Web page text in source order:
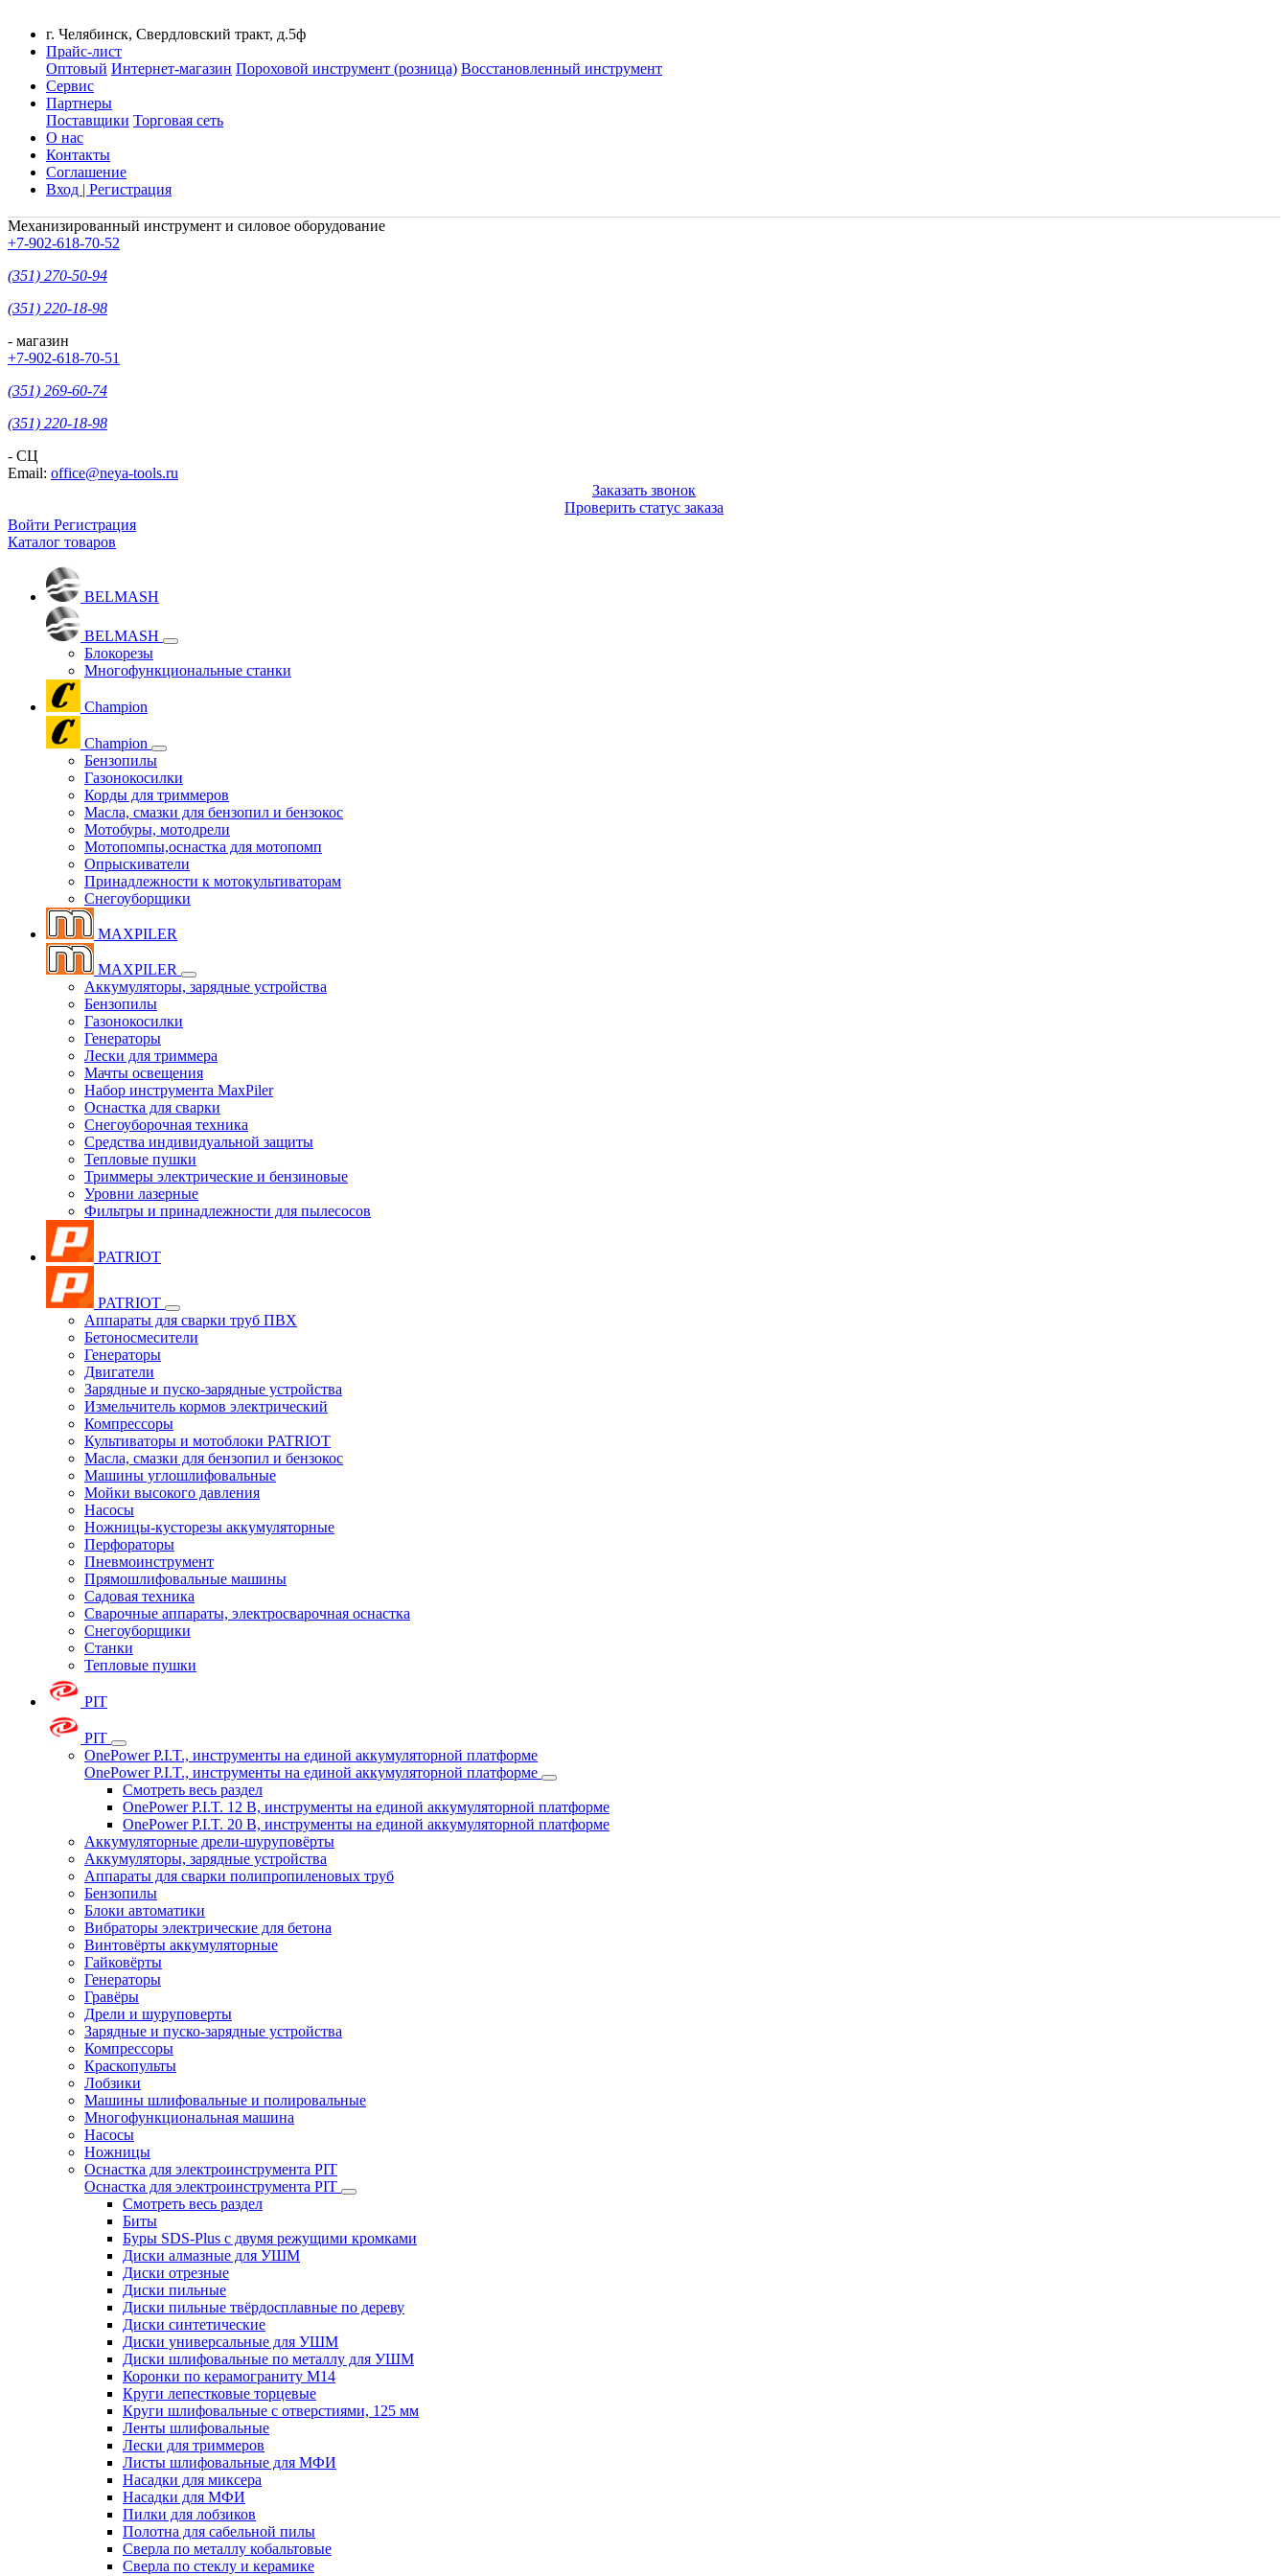
г. Челябинск, Свердловский тракт, д.5ф
Прайс-лист
Оптовый Интернет-магазин Пороховой инструмент (розница) Восстановленный инструмент
Сервис
Партнеры
Поставщики Торговая сеть
О нас
Контакты
Соглашение
Вход | Регистрация
Механизированный инструмент и силовое оборудование
+7-902-618-70-52
(351) 270-50-94
(351) 220-18-98
- магазин
+7-902-618-70-51
(351) 269-60-74
(351) 220-18-98
- СЦ
Email: office@neya-tools.ru
Заказать звонок
Проверить статус заказа
Войти Регистрация
Каталог товаров
BELMASH
BELMASH
Блокорезы
Многофункциональные станки
Champion
Champion
Бензопилы
Газонокосилки
Корды для триммеров
Масла, смазки для бензопил и бензокос
Мотобуры, мотодрели
Мотопомпы,оснастка для мотопомп
Опрыскиватели
Принадлежности к мотокультиваторам
Снегоуборщики
MAXPILER
MAXPILER
Аккумуляторы, зарядные устройства
Бензопилы
Газонокосилки
Генераторы
Лески для триммера
Мачты освещения
Набор инструмента MaxPiler
Оснастка для сварки
Снегоуборочная техника
Средства индивидуальной защиты
Тепловые пушки
Триммеры электрические и бензиновые
Уровни лазерные
Фильтры и принадлежности для пылесосов
PATRIOT
PATRIOT
Аппараты для сварки труб ПВХ
Бетоносмесители
Генераторы
Двигатели
Зарядные и пуско-зарядные устройства
Измельчитель кормов электрический
Компрессоры
Культиваторы и мотоблоки PATRIOT
Масла, смазки для бензопил и бензокос
Машины углошлифовальные
Мойки высокого давления
Насосы
Ножницы-кусторезы аккумуляторные
Перфораторы
Пневмоинструмент
Прямошлифовальные машины
Садовая техника
Сварочные аппараты, электросварочная оснастка
Снегоуборщики
Станки
Тепловые пушки
PIT
PIT
OnePower P.I.T., инструменты на единой аккумуляторной платформе
OnePower P.I.T., инструменты на единой аккумуляторной платформе
Смотреть весь раздел
OnePower P.I.T. 12 В, инструменты на единой аккумуляторной платформе
OnePower P.I.T. 20 В, инструменты на единой аккумуляторной платформе
Аккумуляторные дрели-шуруповёрты
Аккумуляторы, зарядные устройства
Аппараты для сварки полипропиленовых труб
Бензопилы
Блоки автоматики
Вибраторы электрические для бетона
Винтовёрты аккумуляторные
Гайковёрты
Генераторы
Гравёры
Дрели и шуруповерты
Зарядные и пуско-зарядные устройства
Компрессоры
Краскопульты
Лобзики
Машины шлифовальные и полировальные
Многофункциональная машина
Насосы
Ножницы
Оснастка для электроинструмента PIT
Оснастка для электроинструмента PIT
Смотреть весь раздел
Биты
Буры SDS-Plus c двумя режущими кромками
Диски алмазные для УШМ
Диски отрезные
Диски пильные
Диски пильные твёрдосплавные по дереву
Диски синтетические
Диски универсальные для УШМ
Диски шлифовальные по металлу для УШМ
Коронки по керамограниту M14
Круги лепестковые торцевые
Круги шлифовальные с отверстиями, 125 мм
Ленты шлифовальные
Лески для триммеров
Листы шлифовальные для МФИ
Насадки для миксера
Насадки для МФИ
Пилки для лобзиков
Полотна для сабельной пилы
Сверла по металлу кобальтовые
Сверла по стеклу и керамике